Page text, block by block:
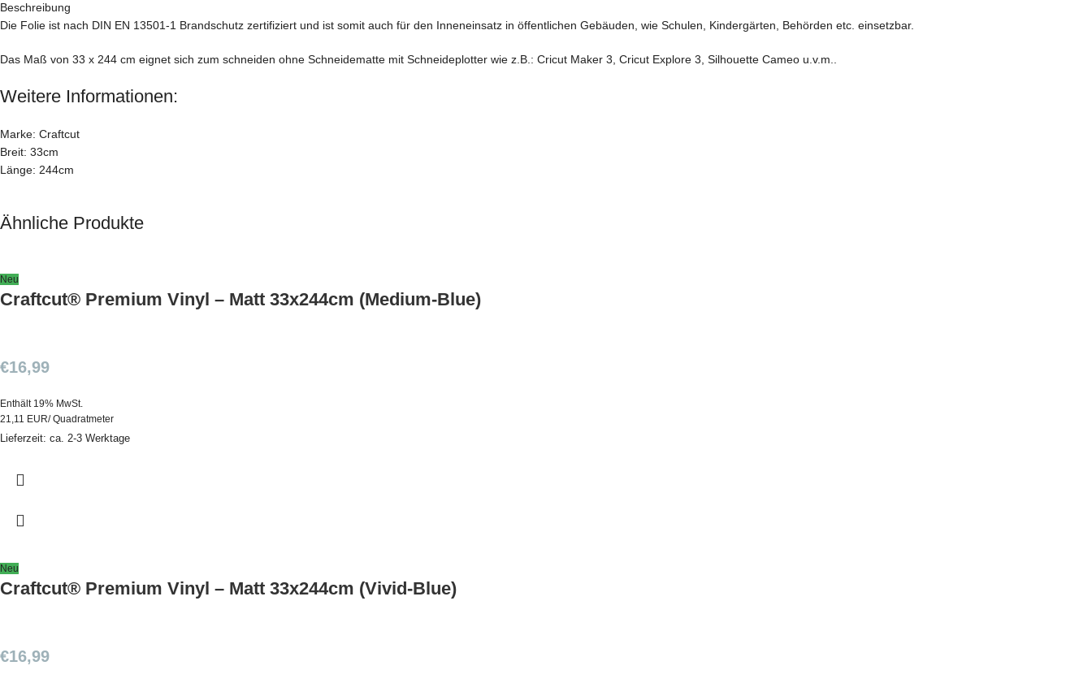
Beschreibung
Die Folie ist nach DIN EN 13501-1 Brandschutz zertifiziert und ist somit auch für den Inneneinsatz in öffentlichen Gebäuden, wie Schulen, Kindergärten, Behörden etc. einsetzbar.
Das Maß von 33 x 244 cm eignet sich zum schneiden ohne Schneidematte mit Schneideplotter wie z.B.: Cricut Maker 3, Cricut Explore 3, Silhouette Cameo u.v.m..
Weitere Informationen:
Marke: Craftcut
Breit: 33cm
Länge: 244cm
Ähnliche Produkte
Neu
Craftcut® Premium Vinyl – Matt 33x244cm (Medium-Blue)
€16,99
Enthält 19% MwSt.
21,11 EUR/ Quadratmeter
Lieferzeit: ca. 2-3 Werktage
Neu
Craftcut® Premium Vinyl – Matt 33x244cm (Vivid-Blue)
€16,99